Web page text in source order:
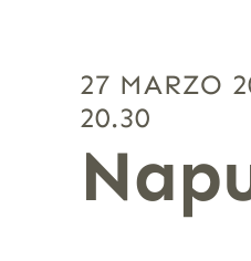
27 MARZO
20.30